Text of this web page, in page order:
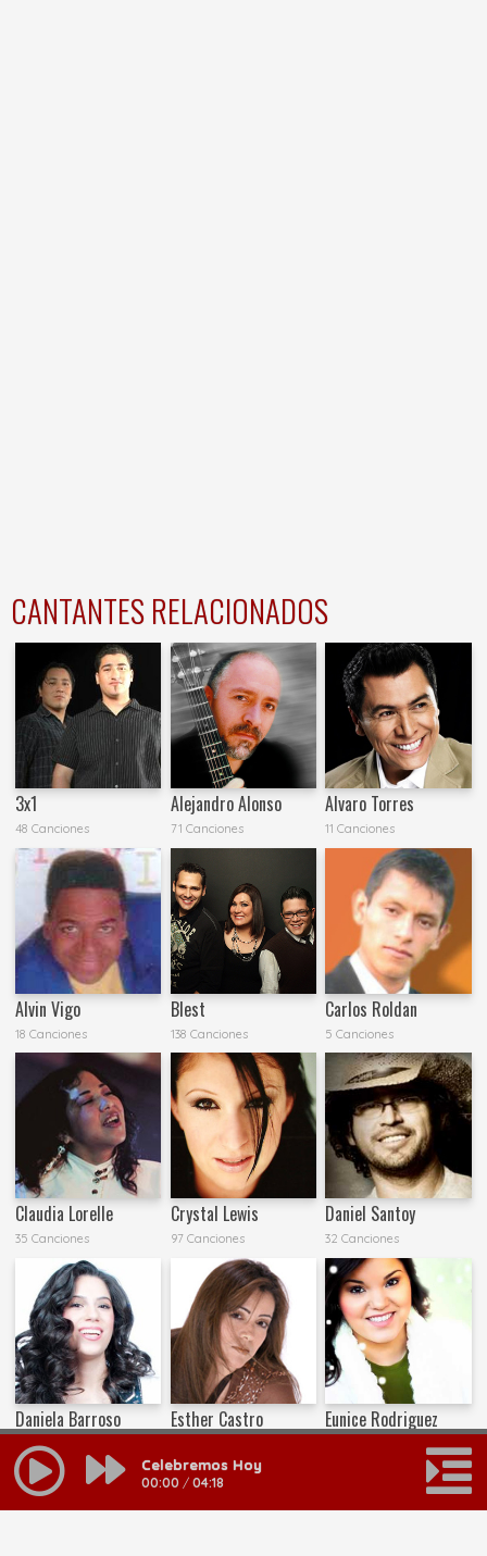
CANTANTES RELACIONADOS
3x1
48 Canciones
Alejandro Alonso
71 Canciones
Alvaro Torres
11 Canciones
Alvin Vigo
18 Canciones
Blest
138 Canciones
Carlos Roldan
5 Canciones
Claudia Lorelle
35 Canciones
Crystal Lewis
97 Canciones
Daniel Santoy
32 Canciones
Daniela Barroso
21 Canciones
Esther Castro Eunice Rodriguez
MAS RESULTADOS
Celebremos Hoy
00:00 / 04:18